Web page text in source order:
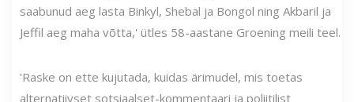
saabunud aeg lasta Binkyl, Shebal ja Bongol ning Akbaril ja
Jeffil aeg maha võtta,' ütles 58-aastane Groening meili teel.
'Raske on ette kujutada, kuidas ärimudel, mis toetas
alternatiivset sotsiaalset-kommentaari ja poliitilist